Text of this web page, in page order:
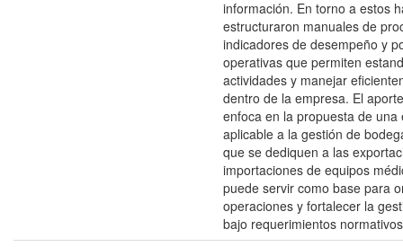
información. En torno a estos
estructuraron manuales de
indicadores de desempeño y
operativas que permiten
actividades y manejar
dentro de la empresa. El
enfoca en la propuesta de una
aplicable a la gestión de
que se dediquen a las
importaciones de equipos
puede servir como base para
operaciones y fortalecer la
bajo requerimientos